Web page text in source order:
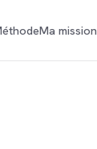
Ma mission